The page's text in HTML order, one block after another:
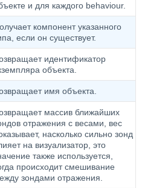
и для каждого behaviour.
компонент указанного
если он существует.
идентификатор
объекта.
имя объекта.
массив ближайших
отражения с весами, вес
насколько сильно зонд
на визуализатор, это
также используется,
происходит смешивание
зондами отражения.